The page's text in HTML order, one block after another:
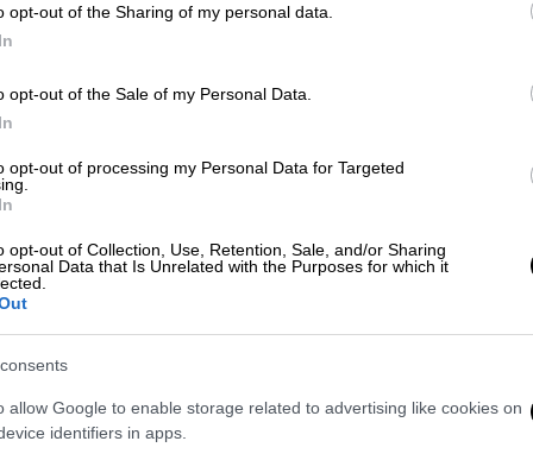
opt-out of the Sharing of my personal data.
opt-out of the Sale of my Personal Data.
opt-out of processing my Personal Data for Targeted
opt-out of Collection, Use, Retention, Sale, and/or Sharing
Data that Is Unrelated with the Purposes for which it
allow Google to enable storage related to advertising like cookies on
identifiers in apps.
υπουργικού συμβουλίουο
να αναφερθεί εκ νέου στη
μηνύματα θα εκπέμψει και από το βήμα
στην κατάσταση που βρίσκεται
ευρωπαϊκές χώρες και τόνισε την
και της δυνατότηταςμιας
απρόσκοπτα στην υλοποίηση του
και αυξανόμενη πόλωση και στην
συγκυρία
έχουν ελλείμματα, να αυξήσουν τους
μπορεί να παράγει όχι απλά
Έτσι, όπως τόνισε,υπάρχει η
αυξήσεις δαπανών σε κρίσιμους τομείς